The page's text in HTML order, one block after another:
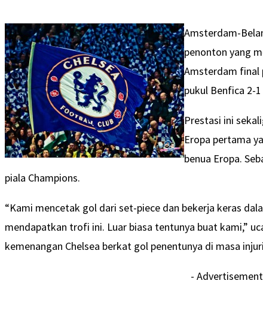
Amsterdam-
penonton yang
Amsterdam final
pukul Benfica 2-
Prestasi ini
Eropa pertama
benua Eropa.
piala Champions.
“Kami mencetak gol dari set-piece dan bekerja keras
mendapatkan trofi ini. Luar biasa tentunya buat kami,”
kemenangan Chelsea berkat gol penentunya di masa
-